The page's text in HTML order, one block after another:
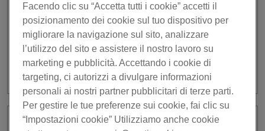
Anche se si seleziona [CUSTOM1] per
[Personalizza] della funzione TRACK
SEPARATION con il DDJ-FLX10,
azionando la manopola EQ HI non è
possibile controllare PART ISO
(VOCAL).
Durante il caricamento dei brani,
Facendo clic su “Accetta tutti i cookie” accetti il
posizionamento dei cookie sul tuo dispositivo per
migliorare la navigazione sul sito, analizzare
l’utilizzo del sito e assistere il nostro lavoro su
marketing e pubblicità. Accettando i cookie di
targeting, ci autorizzi a divulgare informazioni
personali ai nostri partner pubblicitari di terze parti.
Per gestire le tue preferenze sui cookie, fai clic su
“Impostazioni cookie” Utilizziamo anche cookie